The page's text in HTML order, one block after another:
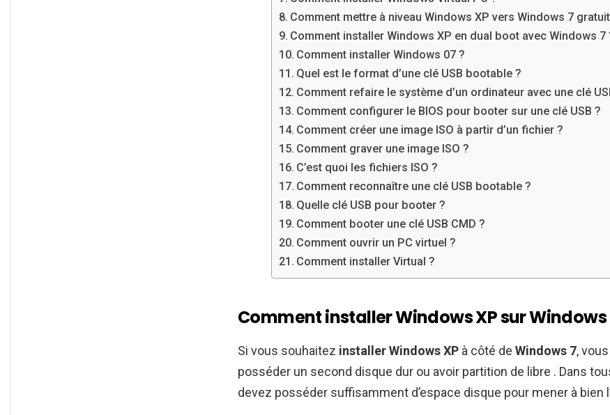
Comment mettre à niveau Windows XP vers Windows 7
Comment installer Windows XP en dual boot avec Windows 7
Comment installer Windows 07 ?
Quel est le format d’une clé USB bootable ?
Comment refaire le système d’un ordinateur avec une clé
Comment configurer le BIOS pour booter sur une clé USB ?
Comment créer une image ISO à partir d’un fichier ?
Comment graver une image ISO ?
C’est quoi les fichiers ISO ?
Comment reconnaître une clé USB bootable ?
Quelle clé USB pour booter ?
Comment booter une clé USB CMD ?
Comment ouvrir un PC virtuel ?
Comment installer Virtual ?
Comment installer Windows XP sur Windows
Si vous souhaitez installer Windows XP à côté de Windows 7,
posséder un second disque dur ou avoir partition de libre . Dans
devez posséder suffisamment d’espace disque pour mener à bien